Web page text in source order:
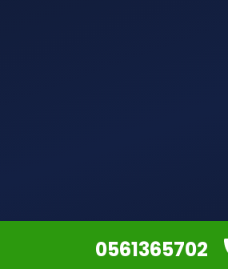
0561365702